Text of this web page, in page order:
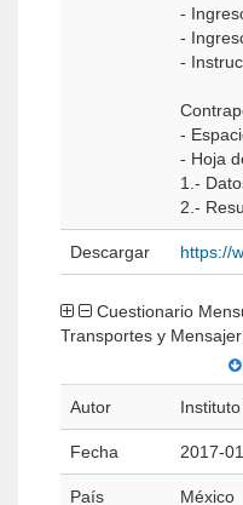
-
-
-
-
- Hoja
1.-
2.-
Descargar https://
Transportes y
Autor
Fecha 2017-
País México